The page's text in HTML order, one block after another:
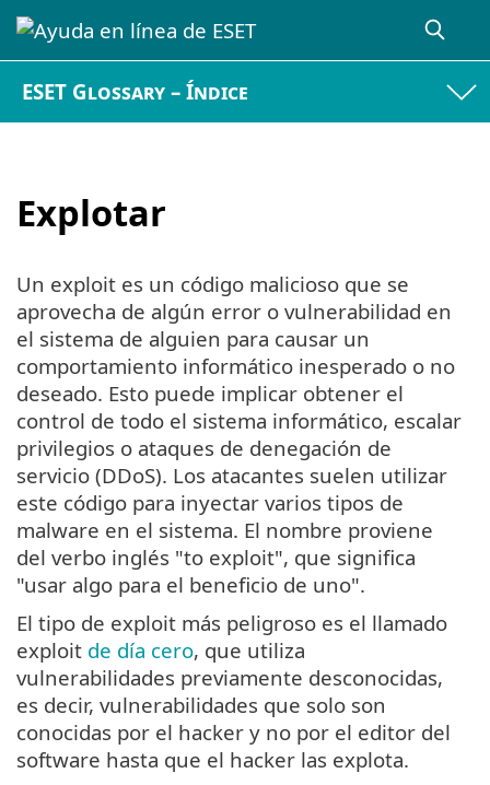
ESET Glossary – Índice
Explotar
Un exploit es un código malicioso que se
aprovecha de algún error o vulnerabilidad en
el sistema de alguien para causar un
comportamiento informático inesperado o no
deseado. Esto puede implicar obtener el
control de todo el sistema informático, escalar
privilegios o ataques de denegación de
servicio (DDoS). Los atacantes suelen utilizar
este código para inyectar varios tipos de
malware en el sistema. El nombre proviene
del verbo inglés "to exploit", que significa
"usar algo para el beneficio de uno".
El tipo de exploit más peligroso es el llamado
exploit de día cero, que utiliza
vulnerabilidades previamente desconocidas,
es decir, vulnerabilidades que solo son
conocidas por el hacker y no por el editor del
software hasta que el hacker las explota.